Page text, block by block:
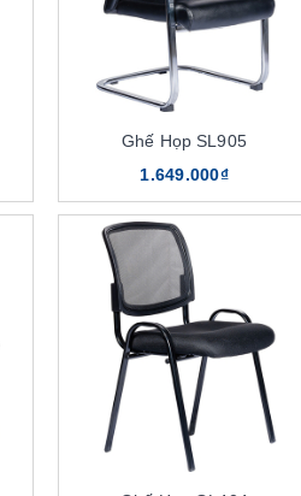
Ghế Họp SL905
1.649.000₫